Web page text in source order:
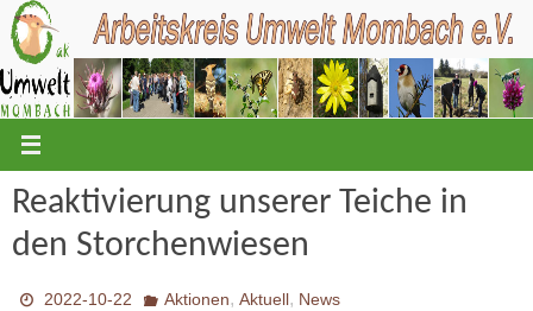
Zum
Inhalt
springen
Reaktivierung unserer Teiche in
den Storchenwiesen
2022-10-22 Aktionen, Aktuell, News